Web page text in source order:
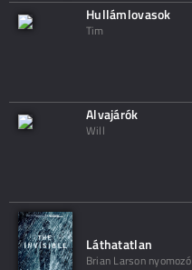
Hullámlovasok
Tim
Alvajárók
Will
Láthatatlan
Brian Larson nyomozó